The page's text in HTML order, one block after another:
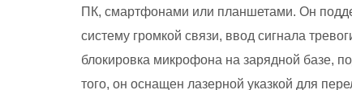
ПК, смартфонами или планшетами. Он
систему громкой связи, ввод сигнала
блокировка микрофона на зарядной базе,
того, он оснащен лазерной указкой для